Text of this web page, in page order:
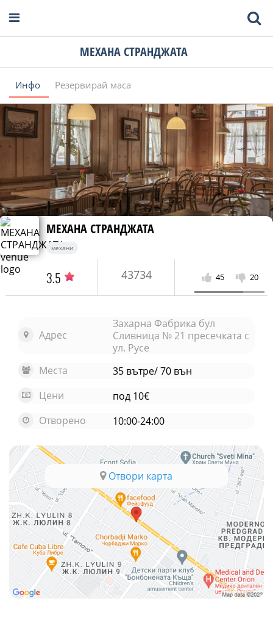
МЕХАНА СТРАНДЖАТА
Инфо Резервирай маса
МЕХАНА СТРАНДЖАТА
механи
3.5 43734 45 20
Адрес
Захарна Фабрика бул
Сливница № 21 пресечката с
ул. Русе
Места
35 вътре/ 70 вън
Цени
под 10€
Отворено
10:00-24:00
Отвори карта